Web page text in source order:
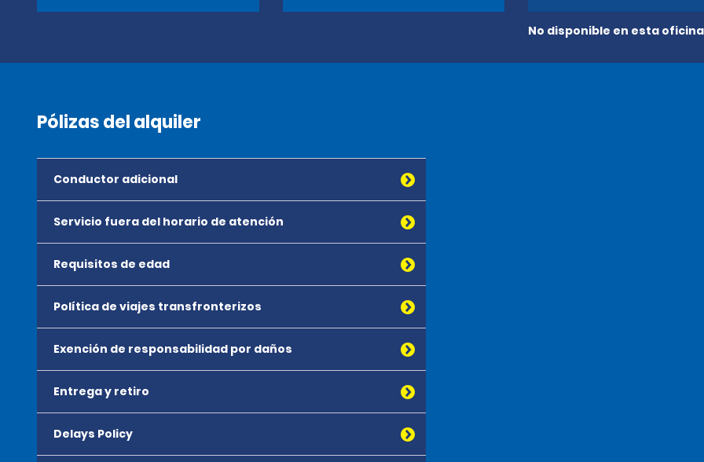
No disponible en esta oficina
Pólizas del alquiler
Conductor adicional
Servicio fuera del horario de atención
Requisitos de edad
Política de viajes transfronterizos
Exención de responsabilidad por daños
Entrega y retiro
Delays Policy